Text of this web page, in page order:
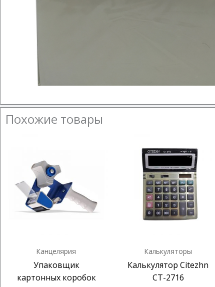
Похожие товары
Канцелярия
Упаковщик
картонных коробок
Калькуляторы
Калькулятор Citezhn
CT-2716